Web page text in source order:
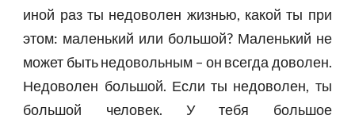
иной раз ты недоволен жизнью, какой ты при
этом: маленький или большой? Маленький не
может быть недовольным – он всегда доволен.
Недоволен большой. Если ты недоволен, ты
большой человек. У тебя большое